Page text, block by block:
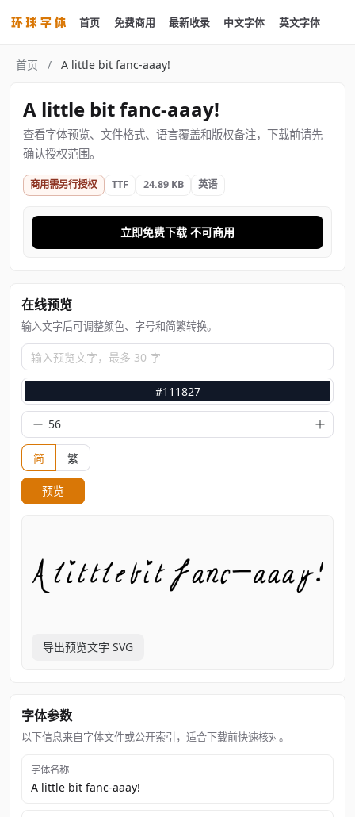
首页 免费商用 最新收录 中文字体 英文字体
首页 / A little bit fanc-aaay!
A little bit fanc-aaay!
查看字体预览、文件格式、语言覆盖和版权备注，下载前请先
确认授权范围。
商用需另行授权 TTF 24.89 KB 英语
立即免费下载 不可商用
在线预览
输入文字后可调整颜色、字号和简繁转换。
输入预览文字，最多 30 字
#111827
简 繁
预览
导出预览文字 SVG
字体参数
以下信息来自字体文件或公开索引，适合下载前快速核对。
字体名称
A little bit fanc-aaay!